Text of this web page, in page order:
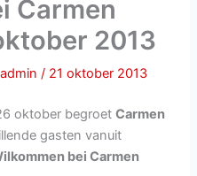
Carmen
2013
admin/ 21 oktober 2013
oktober begroetCarmen
gasten vanuit
bei Carmen